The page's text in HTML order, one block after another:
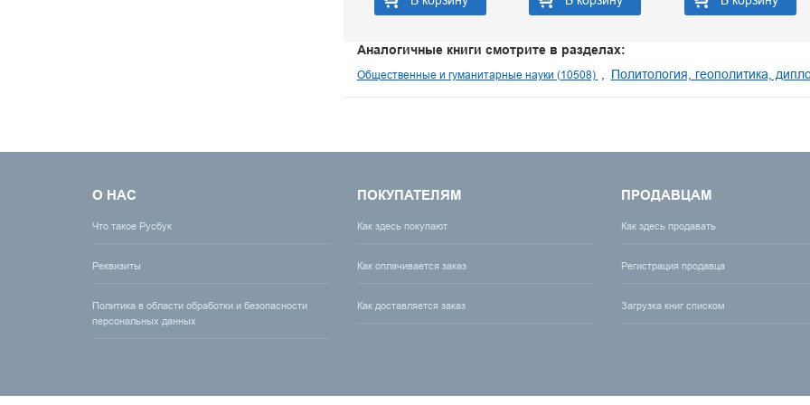
Аналогичные книги смотрите в разделах:
Общественные и гуманитарные науки (10508) Политология, геополитика,
О НАС
Что такое Русбук
Реквизиты
Политика в области обработки и безопасности
персональных данных
ПОКУПАТЕЛЯМ
Как здесь покупают
Как оплачивается заказ
Как доставляется заказ
ПРОДАВЦАМ
Как здесь продавать
Регистрация продавца
Загрузка книг списком